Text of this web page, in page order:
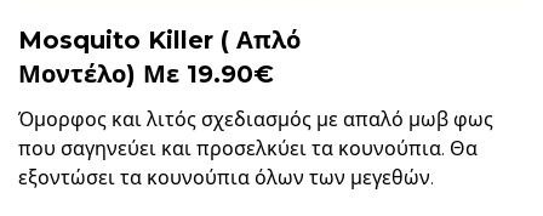
Mosquito Killer ( Απλό
Μοντέλο) Με 19.90€
Όμορφος και λιτός σχεδιασμός με απαλό μωβ φως
που σαγηνεύει και προσελκύει τα κουνούπια. Θα
εξοντώσει τα κουνούπια όλων των μεγεθών.